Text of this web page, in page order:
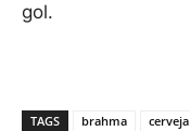
gol.
TAGS brahma cerveja